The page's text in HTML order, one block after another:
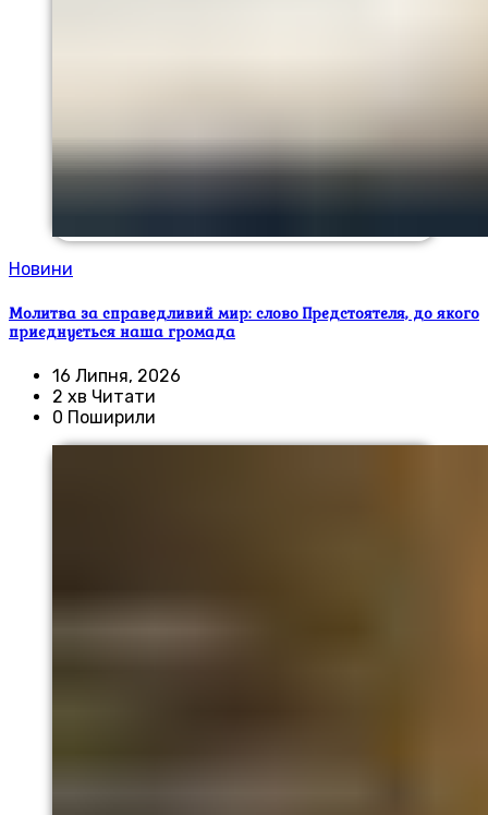
Новини
Молитва за справедливий мир: слово Предстоятеля, до якого
приєднується наша громада
16 Липня, 2026
2 хв Читати
0 Поширили